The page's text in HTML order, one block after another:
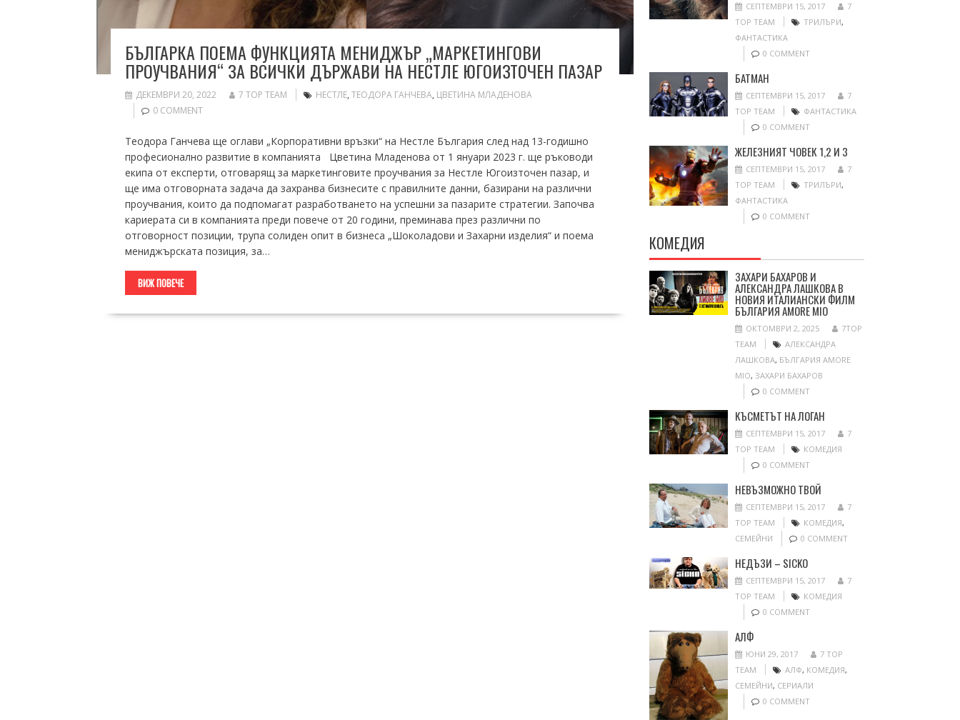
БЪЛГАРКА ПОЕМА ФУНКЦИЯТА МЕНИДЖЪР „МАРКЕТИНГОВИ
ПРОУЧВАНИЯ“ ЗА ВСИЧКИ ДЪРЖАВИ НА НЕСТЛЕ ЮГОИЗТОЧЕН ПАЗАР
ДЕКЕМВРИ 20, 2022 7 TOP TEAM НЕСТЛЕ, ТЕОДОРА ГАНЧЕВА, ЦВЕТИНА МЛАДЕНОВА
0 COMMENT
Теодора Ганчева ще оглави „Корпоративни връзки“ на Нестле България след над 13-годишно
професионално развитие в компанията Цветина Младенова от 1 януари 2023 г. ще ръководи
екипа от експерти, отговарящ за маркетинговите проучвания за Нестле Югоизточен пазар, и
ще има отговорната задача да захранва бизнесите с правилните данни, базирани на различни
проучвания, които да подпомагат разработването на успешни за пазарите стратегии. Започва
кариерата си в компанията преди повече от 20 години, преминава през различни по
отговорност позиции, трупа солиден опит в бизнеса „Шоколадови и Захарни изделия“ и поема
мениджърската позиция, за…
ВИЖ ПОВЕЧЕ
СЕПТЕМВРИ 15, 2017
7
TOP TEAM
ТРИЛЪРИ,
ФАНТАСТИКА
0 COMMENT
БАТМАН
СЕПТЕМВРИ 15, 2017
7
TOP TEAM
ФАНТАСТИКА
0 COMMENT
ЖЕЛЕЗНИЯТ ЧОВЕК 1,2 И 3
СЕПТЕМВРИ 15, 2017
7
TOP TEAM
ТРИЛЪРИ,
ФАНТАСТИКА
0 COMMENT
КОМЕДИЯ
ЗАХАРИ БАХАРОВ И
АЛЕКСАНДРА ЛАШКОВА В
НОВИЯ ИТАЛИАНСКИ ФИЛМ
БЪЛГАРИЯ AMORE MIO
ОКТОМВРИ 2, 2025
7TOP
TEAM
АЛЕКСАНДРА
ЛАШКОВА, БЪЛГАРИЯ AMORE
MIO, ЗАХАРИ БАХАРОВ
0 COMMENT
КЪСМЕТЪТ НА ЛОГАН
СЕПТЕМВРИ 15, 2017
7
TOP TEAM
КОМЕДИЯ
0 COMMENT
НЕВЪЗМОЖНО ТВОЙ
СЕПТЕМВРИ 15, 2017
7
TOP TEAM
КОМЕДИЯ,
СЕМЕЙНИ
0 COMMENT
НЕДЪЗИ – SICKO
СЕПТЕМВРИ 15, 2017
7
TOP TEAM
КОМЕДИЯ
0 COMMENT
АЛФ
ЮНИ 29, 2017
7 TOP
TEAM
АЛФ, КОМЕДИЯ,
СЕМЕЙНИ, СЕРИАЛИ
0 COMMENT